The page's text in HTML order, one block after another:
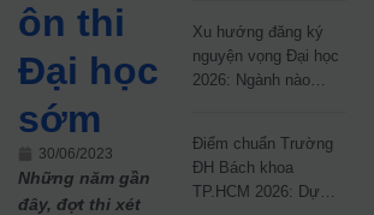
ôn thi
Đại học
sớm
30/06/2023
Những năm gần
đây, đợt thi xét
Xu hướng đăng ký
nguyện vọng Đại học
2026: Ngành nào
Điểm chuẩn Trường
ĐH Bách khoa
TP.HCM 2026: Dự